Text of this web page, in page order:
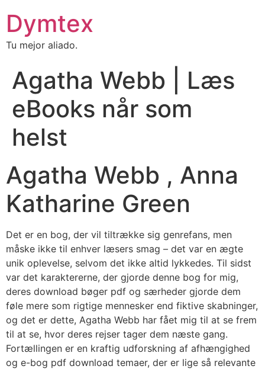
Dymtex
Tu mejor aliado.
Agatha Webb | Læs
eBooks når som
helst
Agatha Webb , Anna
Katharine Green
Det er en bog, der vil tiltrække sig genrefans, men
måske ikke til enhver læsers smag – det var en ægte
unik oplevelse, selvom det ikke altid lykkedes. Til sidst
var det karaktererne, der gjorde denne bog for mig,
deres download bøger pdf og særheder gjorde dem
føle mere som rigtige mennesker end fiktive skabninger,
og det er dette, Agatha Webb har fået mig til at se frem
til at se, hvor deres rejser tager dem næste gang.
Fortællingen er en kraftig udforskning af afhængighed
og e-bog pdf download temaer, der er lige så relevante